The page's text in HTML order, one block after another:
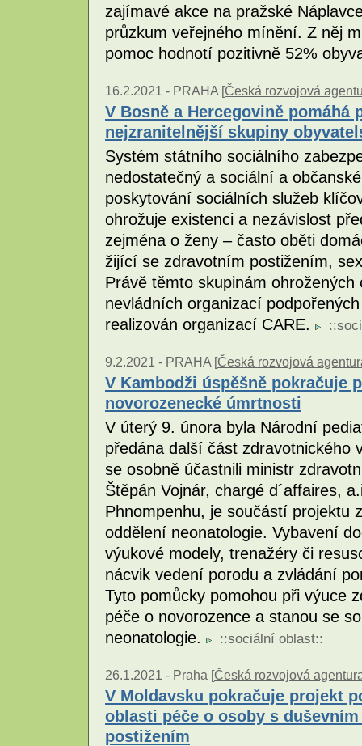
zajímavé akce na pražské
průzkum veřejného mínění. Z něj
pomoc hodnotí pozitivně 52%
16.2.2021 - PRAHA [Česká rozvojová
V Bosně a Hercegovině pomáhá
nejzranitelnější skupiny
Systém státního sociálního
nedostatečný a sociální a
poskytování sociálních služeb
ohrožuje existenci a nezávislost
zejména o ženy – často oběti
žijící se zdravotním postižením,
Právě těmto skupinám
nevládních organizací
realizován organizací CARE.
::
9.2.2021 - PRAHA [Česká rozvojová
V Kambodži úspěšně pokračuje
novorozenecké úmrtnosti
V úterý 9. února byla Národní
předána další část zdravotnického
se osobně účastnili ministr
Štěpán Vojnár, chargé d´affaires,
Phnompenhu, je součástí projektu
oddělení neonatologie. Vybavení
výukové modely, trenažéry či
nácvik vedení porodu a zvládání
Tyto pomůcky pomohou při výuce
péče o novorozence a stanou se
neonatologie.
::sociální oblast::
26.1.2021 - Praha [Česká rozvojová
V Moldavsku pokračuje projekt
oblasti péče o osoby s
postižením